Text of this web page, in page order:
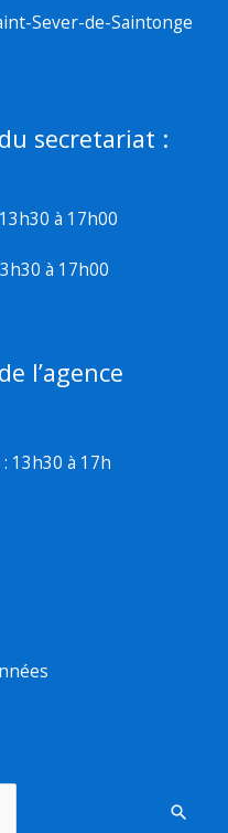
Sever-de-Saintonge
secretariat :
à 17h00
à 17h00
l’agence
13h30 à 17h